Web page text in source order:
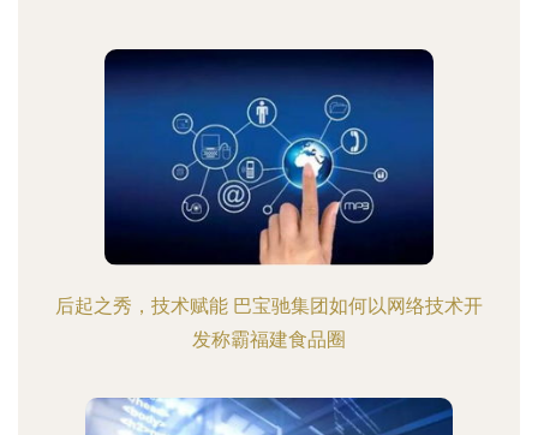
后起之秀，技术赋能 巴宝驰集团如何以网络技术开
发称霸福建食品圈